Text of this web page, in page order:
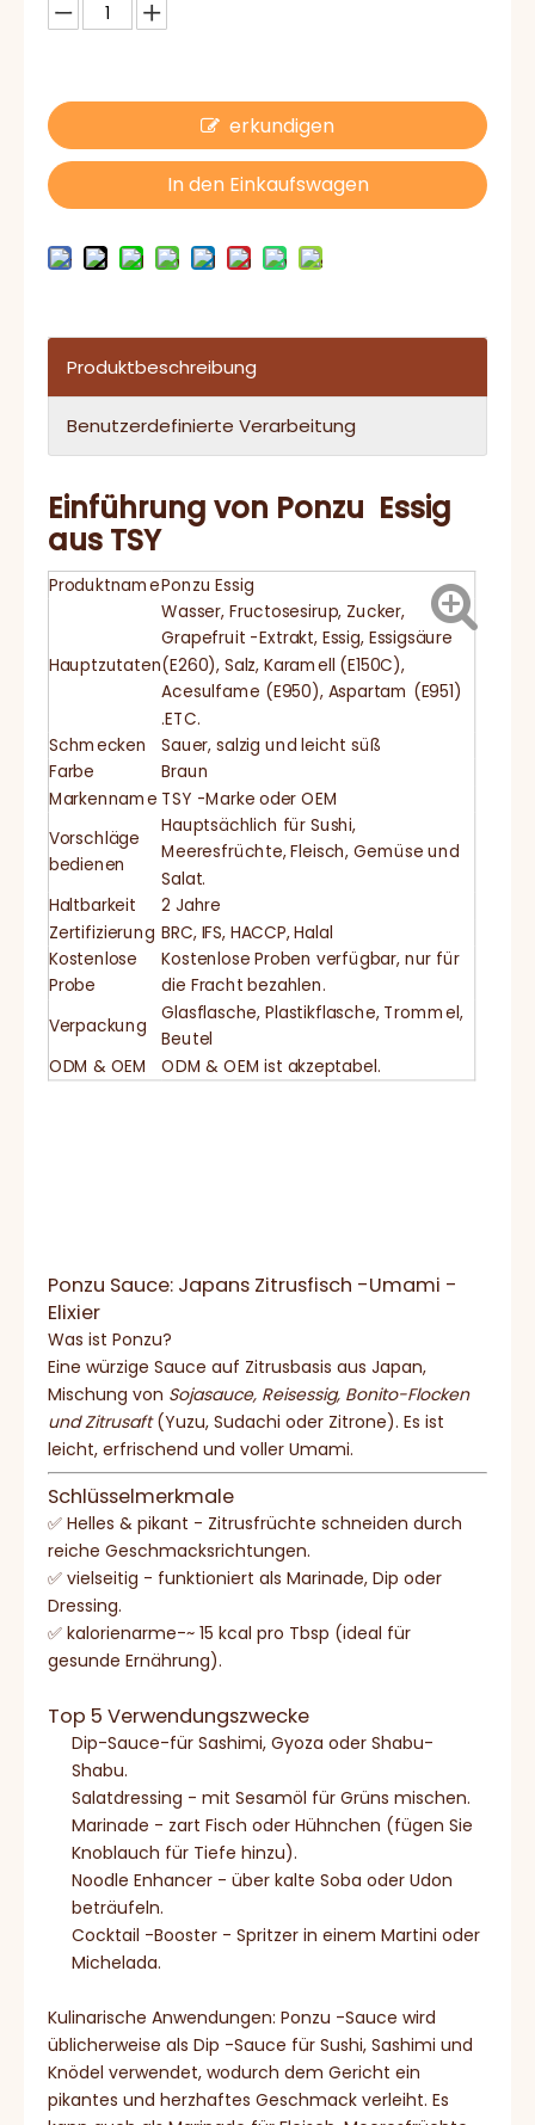
erkundigen
In den Einkaufswagen
Produktbeschreibung
Benutzerdefinierte Verarbeitung
Einführung von Ponzu Essig
aus TSY
ProduktnamePonzu Essig
Hauptzutaten
Wasser, Fructosesirup, Zucker,
Grapefruit -Extrakt, Essig, Essigsäure
(E260), Salz, Karamell (E150C),
Acesulfame (E950), Aspartam (E951)
.ETC.
Schmecken Sauer, salzig und leicht süß
Farbe Braun
Markenname TSY -Marke oder OEM
Vorschläge
bedienen
Hauptsächlich für Sushi,
Meeresfrüchte, Fleisch, Gemüse und
Salat.
Haltbarkeit
2 Jahre
Zertifizierung BRC, IFS, HACCP, Halal
Kostenlose
Probe
Kostenlose Proben verfügbar, nur für
die Fracht bezahlen.
Verpackung
Glasflasche, Plastikflasche, Trommel,
Beutel
ODM & OEM ODM & OEM ist akzeptabel.
Ponzu Sauce: Japans Zitrusfisch -Umami -
Elixier
Was ist Ponzu?
Eine würzige Sauce auf Zitrusbasis aus Japan,
Mischung von Sojasauce, Reisessig, Bonito-Flocken
und Zitrusaft(Yuzu, Sudachi oder Zitrone). Es ist
leicht, erfrischend und voller Umami.
Schlüsselmerkmale
✅ Helles & pikant - Zitrusfrüchte schneiden durch
reiche Geschmacksrichtungen.
✅ vielseitig - funktioniert als Marinade, Dip oder
Dressing.
✅ kalorienarme-~ 15 kcal pro Tbsp (ideal für
gesunde Ernährung).
Top 5 Verwendungszwecke
Dip-Sauce-für Sashimi, Gyoza oder Shabu-
Shabu.
Salatdressing - mit Sesamöl für Grüns mischen.
Marinade - zart Fisch oder Hühnchen (fügen Sie
Knoblauch für Tiefe hinzu).
Noodle Enhancer - über kalte Soba oder Udon
beträufeln.
Cocktail -Booster - Spritzer in einem Martini oder
Michelada.
Kulinarische Anwendungen: Ponzu -Sauce wird
üblicherweise als Dip -Sauce für Sushi, Sashimi und
Knödel verwendet, wodurch dem Gericht ein
pikantes und herzhaftes Geschmack verleiht. Es